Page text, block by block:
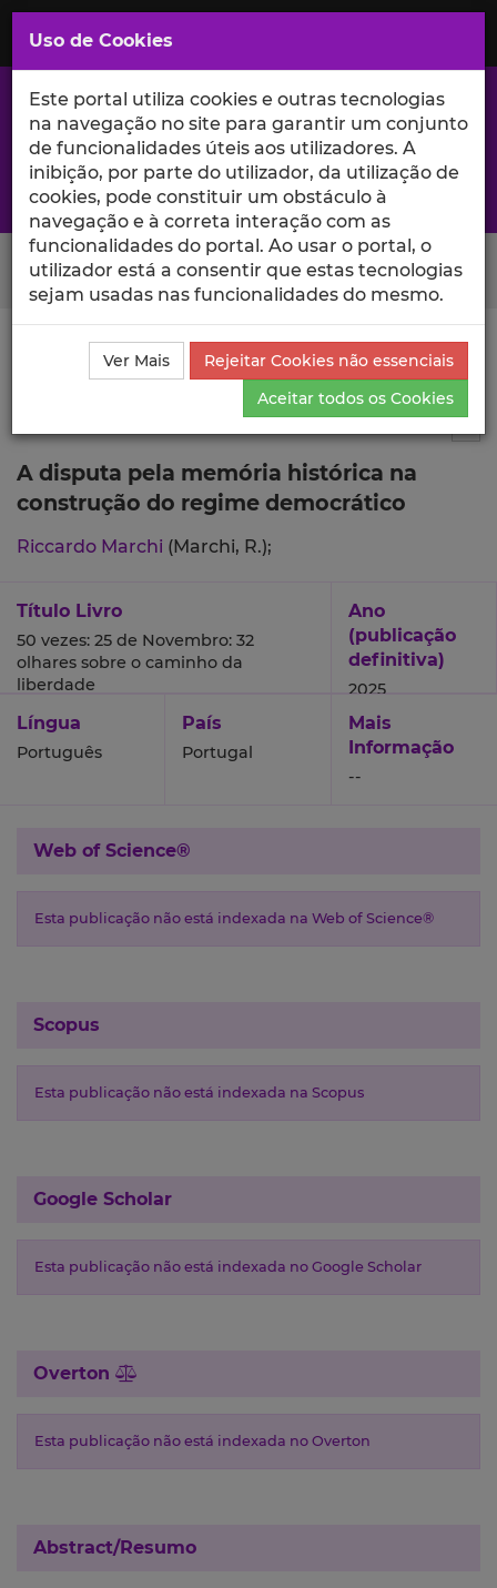
Saltar
para
Conteúdo
Principal
A excelência da investigação e ciência no Iscte
Search Button
Ciência_Iscte Publicações
Descrição Detalhada da
Publicação
A disputa pela memória histórica na
construção do regime democrático
Riccardo Marchi (Marchi, R.);
Título Livro
50 vezes: 25 de Novembro: 32
olhares sobre o caminho da
liberdade
Ano
(publicação
definitiva)
2025
Língua
Português
País
Portugal
Mais
Informação
--
Web of Science®
Esta publicação não está indexada na Web of Science®
Scopus
Esta publicação não está indexada na Scopus
Google Scholar
Esta publicação não está indexada no Google Scholar
Overton
Esta publicação não está indexada no Overton
Abstract/Resumo
Uso de Cookies
Este portal utiliza cookies e outras tecnologias
na navegação no site para garantir um conjunto
de funcionalidades úteis aos utilizadores. A
inibição, por parte do utilizador, da utilização de
cookies, pode constituir um obstáculo à
navegação e à correta interação com as
funcionalidades do portal. Ao usar o portal, o
utilizador está a consentir que estas tecnologias
sejam usadas nas funcionalidades do mesmo.
Ver Mais
Rejeitar Cookies não essenciais
Aceitar todos os Cookies